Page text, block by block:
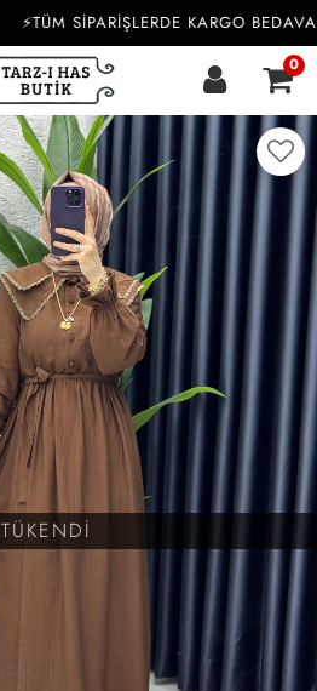
⚡TÜM SİPARİŞLERDE KARGO
0
TÜKENDİ